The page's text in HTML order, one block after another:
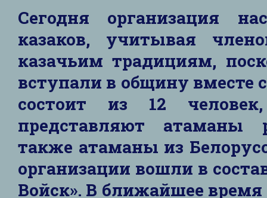
Сегодня организация
казаков, учитывая
казачьим традициям,
вступали в общину вместе
состоит из 12
представляют атаманы
также атаманы из
организации вошли в
Войск». В ближайшее